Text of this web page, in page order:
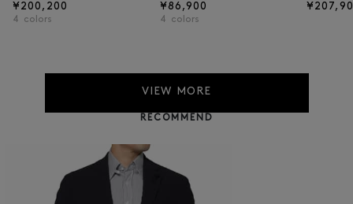
¥200,200
4 colors
¥86,900
4 colors
VIEW MORE
RECOMMEND